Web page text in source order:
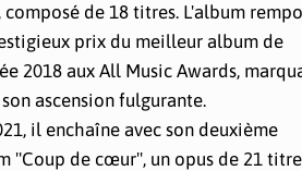
composé de 18 titres. L'album
prix du meilleur album de
2018 aux All Music Awards,
ascension fulgurante.
il enchaîne avec son deuxième
"Coup de cœur", un opus de 21